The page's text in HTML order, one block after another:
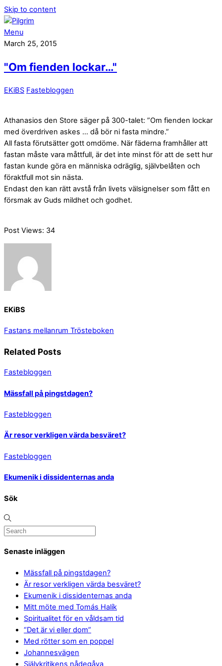
Skip to content
Menu
March 25, 2015
"Om fienden lockar…"
EKiBS Fastebloggen
Athanasios den Store säger på 300-talet: ”Om fienden lockar
med överdriven askes … då bör ni fasta mindre.”
All fasta förutsätter gott omdöme. När fäderna framhåller att
fastan måste vara måttfull, är det inte minst för att de sett hur
fastan kunde göra en människa odräglig, självbelåten och
föraktfull mot sin nästa.
Endast den kan rätt avstå från livets välsignelser som fått en
försmak av Guds mildhet och godhet.
Post Views: 34
EKiBS
Fastans mellanrum Trösteboken
Related Posts
Fastebloggen
Mässfall på pingstdagen?
Fastebloggen
Är resor verkligen värda besväret?
Fastebloggen
Ekumenik i dissidenternas anda
Sök
Senaste inläggen
Mässfall på pingstdagen?
Är resor verkligen värda besväret?
Ekumenik i dissidenternas anda
Mitt möte med Tomás Halík
Spiritualitet för en våldsam tid
“Det är vi eller dom”
Med rötter som en poppel
Johannesvägen
Självkritikens nådegåva